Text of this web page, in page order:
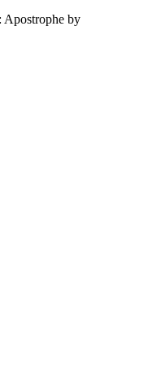
Apostrophe by